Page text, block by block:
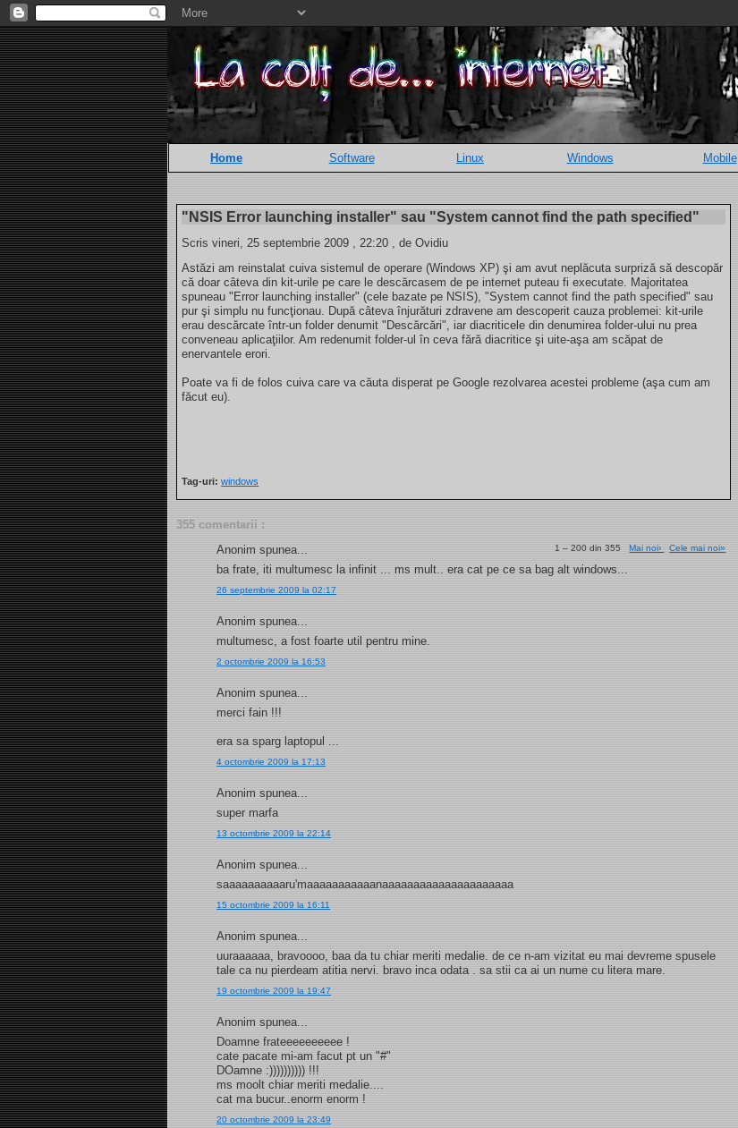
Home Software Linux Windows Mobile
"NSIS Error launching installer" sau "System cannot find the path specified"
Scris vineri, 25 septembrie 2009 , 22:20 , de Ovidiu
Astăzi am reinstalat cuiva sistemul de operare (Windows XP) şi am avut neplăcuta surpriză să descopăr
că doar câteva din kit-urile pe care le descărcasem de pe internet puteau fi executate. Majoritatea
spuneau "Error launching installer" (cele bazate pe NSIS), "System cannot find the path specified" sau
pur şi simplu nu funcţionau. După câteva înjurături zdravene am descoperit cauza problemei: kit-urile
erau descărcate într-un folder denumit "Descărcări", iar diacriticele din denumirea folder-ului nu prea
conveneau aplicaţiilor. Am redenumit folder-ul în ceva fără diacritice şi uite-aşa am scăpat de
enervantele erori.
Poate va fi de folos cuiva care va căuta disperat pe Google rezolvarea acestei probleme (aşa cum am
făcut eu).
Tag-uri:windows
355 comentarii :
1 – 200 din 355Mai noi› Cele mai noi»
Anonim spunea...
ba frate, iti multumesc la infinit ... ms mult.. era cat pe ce sa bag alt windows...
26 septembrie 2009 la 02:17
Anonim spunea...
multumesc, a fost foarte util pentru mine.
2 octombrie 2009 la 16:53
Anonim spunea...
merci fain !!!
era sa sparg laptopul ...
4 octombrie 2009 la 17:13
Anonim spunea...
super marfa
13 octombrie 2009 la 22:14
Anonim spunea...
saaaaaaaaaaru'maaaaaaaaaaanaaaaaaaaaaaaaaaaaaaaa
15 octombrie 2009 la 16:11
Anonim spunea...
uuraaaaaa, bravoooo, baa da tu chiar meriti medalie. de ce n-am vizitat eu mai devreme spusele
tale ca nu pierdeam atitia nervi. bravo inca odata . sa stii ca ai un nume cu litera mare.
19 octombrie 2009 la 19:47
Anonim spunea...
Doamne frateeeeeeeeee !
cate pacate mi-am facut pt un "#"
DOamne :)))))))))) !!!
ms moolt chiar meriti medalie....
cat ma bucur..enorm enorm !
20 octombrie 2009 la 23:49